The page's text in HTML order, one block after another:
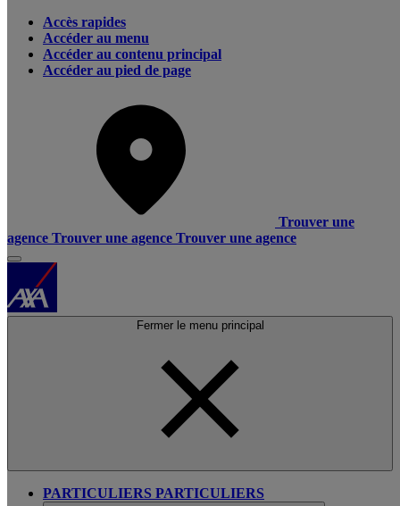
Accès rapides
Accéder au menu
Accéder au contenu principal
Accéder au pied de page
Trouver une
agence Trouver une agence Trouver une agence
Fermer le menu principal
PARTICULIERS PARTICULIERS